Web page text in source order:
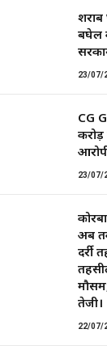
शराब
बघेल
23/07/
CG
करोड़
23/07/
अब
दर्री
तेजी।
22/07/